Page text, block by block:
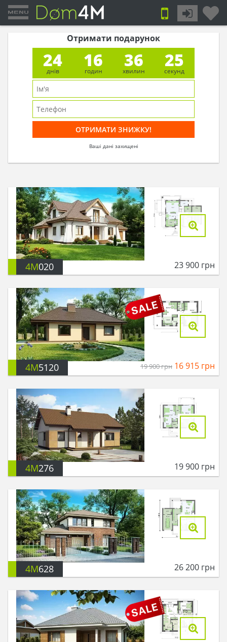
Отримати подарунок
24
днів
16
годин
36
хвилин
25
секунд
Ваші дані захищені
4M020 23 900 грн
4M5120 19 900грн 16 915 грн
4M276 19 900 грн
4M628 26 200 грн